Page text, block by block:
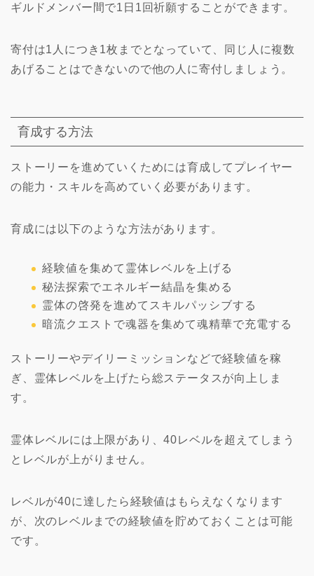
ギルドメンバー間で1日1回祈願することができます。
寄付は1人につき1枚までとなっていて、同じ人に複数
あげることはできないので他の人に寄付しましょう。
育成する方法
ストーリーを進めていくためには育成してプレイヤー
の能力・スキルを高めていく必要があります。
育成には以下のような方法があります。
経験値を集めて霊体レベルを上げる
秘法探索でエネルギー結晶を集める
霊体の啓発を進めてスキルパッシブする
暗流クエストで魂器を集めて魂精華で充電する
ストーリーやデイリーミッションなどで経験値を稼
ぎ、霊体レベルを上げたら総ステータスが向上しま
す。
霊体レベルには上限があり、40レベルを超えてしまう
とレベルが上がりません。
レベルが40に達したら経験値はもらえなくなります
が、次のレベルまでの経験値を貯めておくことは可能
です。